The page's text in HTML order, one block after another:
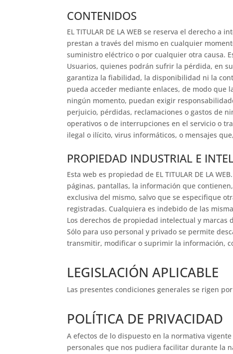
CONTENIDOS
EL TITULAR DE LA WEB se reserva el derecho
prestan a través del mismo en cualquier
suministro eléctrico o por cualquier otra causa.
Usuarios, quienes podrán sufrir la pérdida, en su
garantiza la fiabilidad, la disponibilidad ni la
pueda acceder mediante enlaces, de modo que
ningún momento, puedan exigir
perjuicio, pérdidas, reclamaciones o gastos de
operativos o de interrupciones en el servicio o
ilegal o ilícito, virus informáticos, o mensajes
PROPIEDAD INDUSTRIAL E
Esta web es propiedad de EL TITULAR DE LA
páginas, pantallas, la información que
exclusiva del mismo, salvo que se especifique
registradas. Cualquiera es indebido de las
Los derechos de propiedad intelectual y marcas
Sólo para uso personal y privado se permite
transmitir, modificar o suprimir la información,
LEGISLACIÓN APLICABLE
Las presentes condiciones generales se rigen
POLÍTICA DE PRIVACIDAD
A efectos de lo dispuesto en la normativa
personales que nos pudiera facilitar durante la